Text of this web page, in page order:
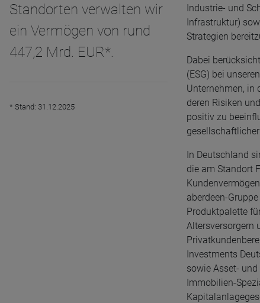
Standorten verwalten wir
ein Vermögen von rund
447,2 Mrd. EUR*.
* Stand: 31.12.2025
Industrie- und
Infrastruktur)
Strategien
Dabei
(ESG) bei
Unternehmen, in
deren Risiken
positiv zu
In Deutschland
die am Standort
aberdeen-
Produktpalette
Altersversorgern
Investments
sowie Asset-
Immobilien-